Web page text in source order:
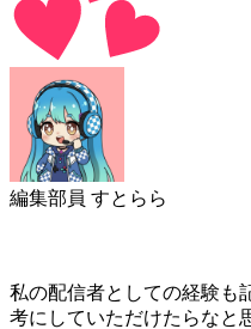
編集部員 すとらら
私の配信者としての経験も
考にしていただけたらなと